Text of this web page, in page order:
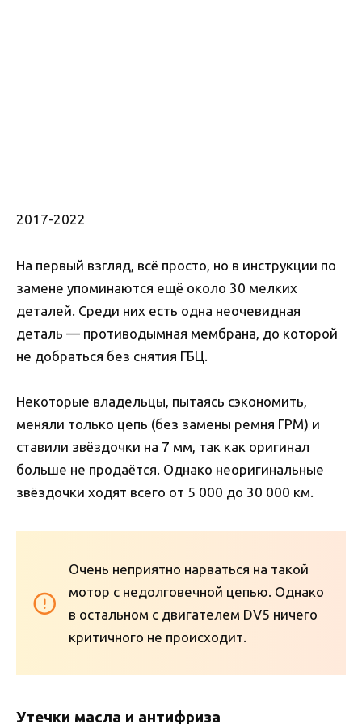
2017-2022
На первый взгляд, всё просто, но в инструкции по
замене упоминаются ещё около 30 мелких
деталей. Среди них есть одна неочевидная
деталь — противодымная мембрана, до которой
не добраться без снятия ГБЦ.
Некоторые владельцы, пытаясь сэкономить,
меняли только цепь (без замены ремня ГРМ) и
ставили звёздочки на 7 мм, так как оригинал
больше не продаётся. Однако неоригинальные
звёздочки ходят всего от 5 000 до 30 000 км.
Очень неприятно нарваться на такой
мотор с недолговечной цепью. Однако
в остальном с двигателем DV5 ничего
критичного не происходит.
Утечки масла и антифриза